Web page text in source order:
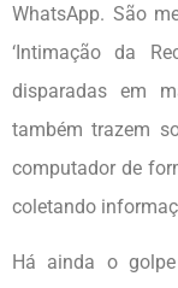
WhatsApp. São
‘Intimação da
disparadas em
também trazem
computador de
coletando
Há ainda o